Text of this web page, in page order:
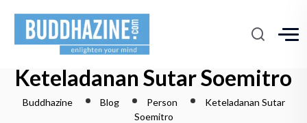
Keteladanan Sutar Soemitro
Buddhazine Blog Person
Keteladanan Sutar
Soemitro